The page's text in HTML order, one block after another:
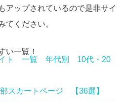
アップされているので是非サイ
てください。
い一覧！
イト 一覧 年代別 10代・20
スカートページ 【36選】